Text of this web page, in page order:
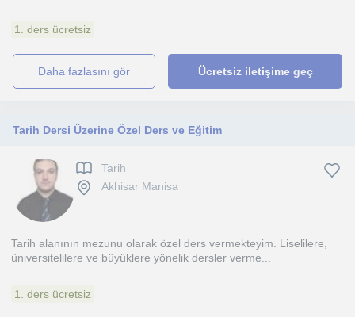
1. ders ücretsiz
daha fazlasını gör Ücretsiz iletişime geç
Tarih Dersi Üzerine Özel Ders ve Eğitim
Tarih
Akhisar Manisa
Tarih alanının mezunu olarak özel ders vermekteyim. Liselilere,
üniversitelilere ve büyüklere yönelik dersler verme...
1. ders ücretsiz